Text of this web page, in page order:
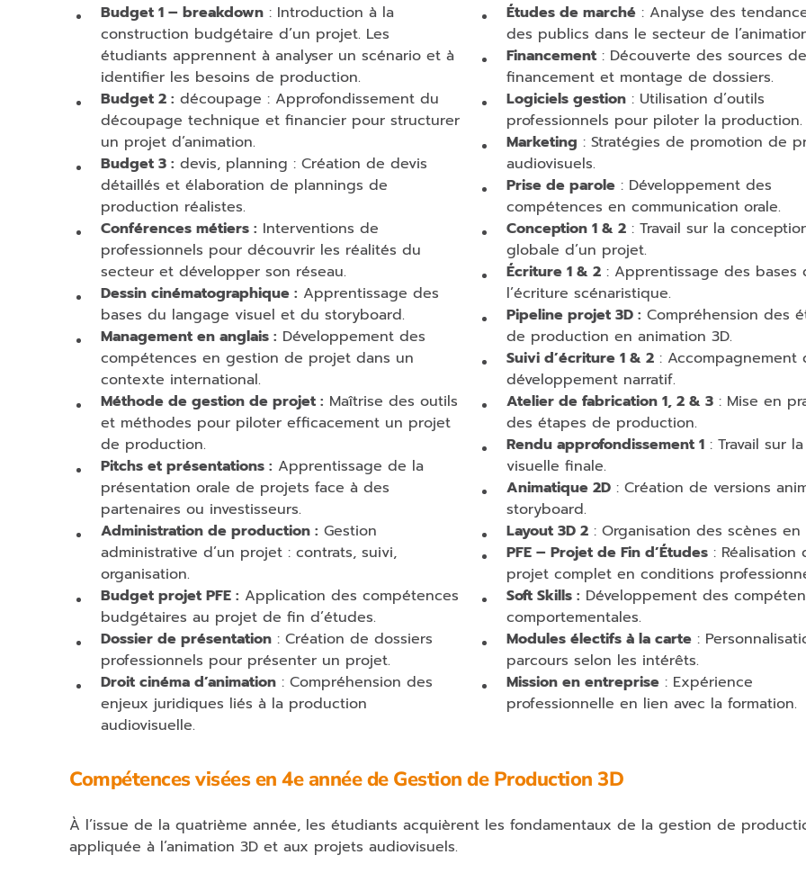
Budget 1 – breakdown : Introduction à la
construction budgétaire d’un projet. Les
étudiants apprennent à analyser un scénario et à
identifier les besoins de production.
Budget 2 : découpage : Approfondissement du
découpage technique et financier pour structurer
un projet d’animation.
Budget 3 : devis, planning : Création de devis
détaillés et élaboration de plannings de
production réalistes.
Conférences métiers : Interventions de
professionnels pour découvrir les réalités du
secteur et développer son réseau.
Dessin cinématographique : Apprentissage des
bases du langage visuel et du storyboard.
Management en anglais : Développement des
compétences en gestion de projet dans un
contexte international.
Méthode de gestion de projet : Maîtrise des outils
et méthodes pour piloter efficacement un projet
de production.
Pitchs et présentations : Apprentissage de la
présentation orale de projets face à des
partenaires ou investisseurs.
Administration de production : Gestion
administrative d’un projet : contrats, suivi,
organisation.
Budget projet PFE : Application des compétences
budgétaires au projet de fin d’études.
Dossier de présentation : Création de dossiers
professionnels pour présenter un projet.
Droit cinéma d’animation : Compréhension des
enjeux juridiques liés à la production
audiovisuelle.
Études de marché: Analyse des
des publics dans le secteur de
Financement: Découverte des sources de
financement et montage de dossiers.
Logiciels gestion: Utilisation d’outils
professionnels pour piloter la production.
Marketing : Stratégies de promotion de
audiovisuels.
Prise de parole: Développement des
compétences en communication orale.
Conception 1 & 2: Travail sur la
globale d’un projet.
Écriture 1 & 2: Apprentissage des bases
l’écriture scénaristique.
Pipeline projet 3D : Compréhension des
de production en animation 3D.
Suivi d’écriture 1 & 2: Accompagnement
développement narratif.
Atelier de fabrication 1, 2 & 3: Mise en
des étapes de production.
Rendu approfondissement 1: Travail sur
visuelle finale.
Animatique 2D: Création de versions
storyboard.
Layout 3D 2: Organisation des scènes en
PFE – Projet de Fin d’Études: Réalisation
projet complet en conditions
Soft Skills : Développement des
comportementales.
Modules électifs à la carte:
parcours selon les intérêts.
Mission en entreprise: Expérience
professionnelle en lien avec la formation.
Compétences visées en 4e année de Gestion de Production 3D
À l’issue de la quatrième année, les étudiants acquièrent les fondamentaux de la gestion de
appliquée à l’animation 3D et aux projets audiovisuels.